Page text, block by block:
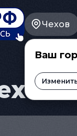
Чехов
Ваш